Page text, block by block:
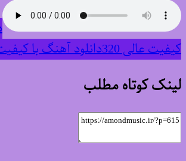
کیفیت عالی 320
دانلود آهنگ با
لینک کوتاه مطلب